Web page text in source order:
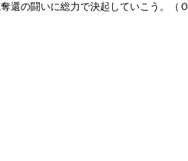
の闘いに総力で決起していこう。（Ｏ